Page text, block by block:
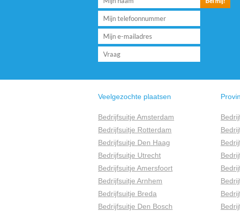
Veelgezochte plaatsen
Bedrijfsuitje Amsterdam
Bedrijfsuitje Rotterdam
Bedrijfsuitje Den Haag
Bedrijfsuitje Utrecht
Bedrijfsuitje Amersfoort
Bedrijfsuitje Arnhem
Bedrijfsuitje Breda
Bedrijfsuitje Den Bosch